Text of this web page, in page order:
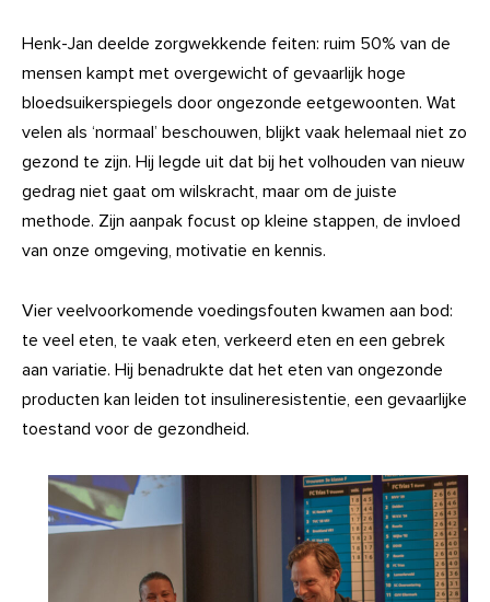
Henk-Jan deelde zorgwekkende feiten: ruim 50% van de
mensen kampt met overgewicht of gevaarlijk hoge
bloedsuikerspiegels door ongezonde eetgewoonten. Wat
velen als ‘normaal’ beschouwen, blijkt vaak helemaal niet zo
gezond te zijn. Hij legde uit dat bij het volhouden van nieuw
gedrag niet gaat om wilskracht, maar om de juiste
methode. Zijn aanpak focust op kleine stappen, de invloed
van onze omgeving, motivatie en kennis.
Vier veelvoorkomende voedingsfouten kwamen aan bod:
te veel eten, te vaak eten, verkeerd eten en een gebrek
aan variatie. Hij benadrukte dat het eten van ongezonde
producten kan leiden tot insulineresistentie, een gevaarlijke
toestand voor de gezondheid.